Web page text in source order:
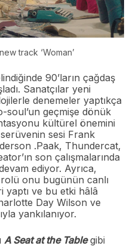
track ‘Woman’
90’ların çağdaş
Sanatçılar yeni
denemeler yaptıkça
soul’un geçmişe dönük
kültürel önemini
sesi Frank
.Paak, Thundercat,
son çalışmalarında
ediyor. Ayrıca,
onu bugünün canlı
yaptı ve bu etki hâlâ
Day Wilson ve
yankılanıyor.
A Seat at the Tablegibi